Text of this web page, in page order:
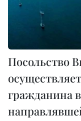
Посольство
гражданина